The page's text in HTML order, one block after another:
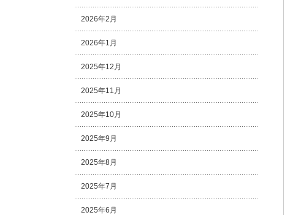
2026年2月
2026年1月
2025年12月
2025年11月
2025年10月
2025年9月
2025年8月
2025年7月
2025年6月